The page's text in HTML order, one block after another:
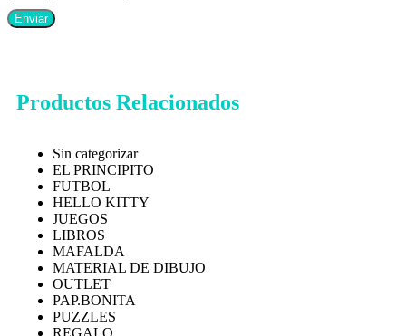
Productos Relacionados
Sin categorizar
EL PRINCIPITO
FUTBOL
HELLO KITTY
JUEGOS
LIBROS
MAFALDA
MATERIAL DE DIBUJO
OUTLET
PAP.BONITA
PUZZLES
REGALO